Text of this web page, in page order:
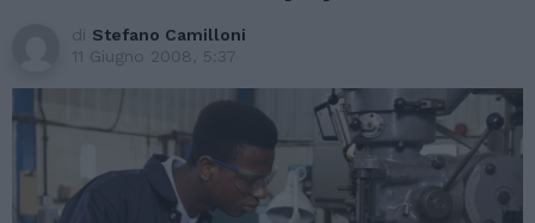
di Stefano Camilloni
11 Giugno 2008, 5:37